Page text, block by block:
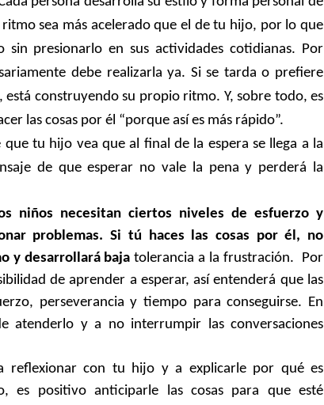
sea más acelerado que el de tu hijo, por lo que
sin presionarlo en sus actividades cotidianas. Por
debe realizarla ya. Si se tarda o prefiere
está construyendo su propio ritmo. Y, sobre todo, es
las cosas por él “porque así es más rápido”.
que tu hijo vea que al final de la espera se llega a la
de que esperar no vale la pena y perderá la
niños necesitan ciertos niveles de esfuerzo y
problemas. Si tú haces las cosas por él, no
y desarrollará bajatolerancia a la frustración. Por
de aprender a esperar, así entenderá que las
perseverancia y tiempo para conseguirse. En
atenderlo y a no interrumpir las conversaciones
reflexionar con tu hijo y a explicarle por qué es
es positivo anticiparle las cosas para que esté